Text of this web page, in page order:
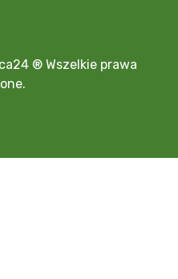
® Wszelkie prawa